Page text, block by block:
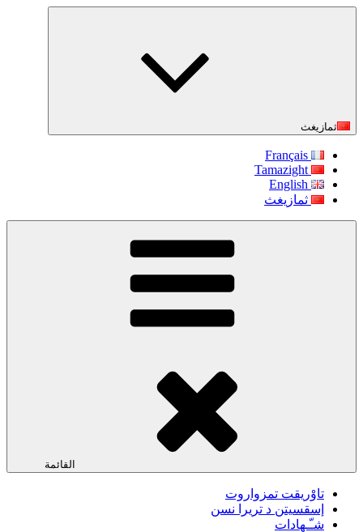
التجاوز
ثمازيغث
Français
Tamazight
English
ثمازيغث
القائمة
تاوْريقت تمزواروت
إسقسيتن د تريرا نسن
شـّـهادات